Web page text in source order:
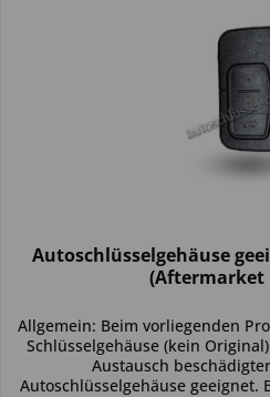
Autoschlüsselgehäuse
(Aftermarket
Allgemein: Beim vorliegenden
Schlüsselgehäuse (kein
Austausch
Autoschlüsselgehäuse geeignet.